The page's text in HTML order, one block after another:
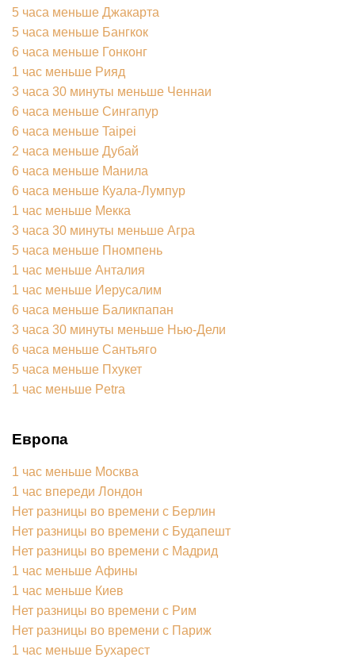
5 часа меньше Джакарта
5 часа меньше Бангкок
6 часа меньше Гонконг
1 час меньше Рияд
3 часа 30 минуты меньше Ченнаи
6 часа меньше Сингапур
6 часа меньше Taipei
2 часа меньше Дубай
6 часа меньше Манила
6 часа меньше Куала-Лумпур
1 час меньше Мекка
3 часа 30 минуты меньше Агра
5 часа меньше Пномпень
1 час меньше Анталия
1 час меньше Иерусалим
6 часа меньше Баликпапан
3 часа 30 минуты меньше Нью-Дели
6 часа меньше Сантьяго
5 часа меньше Пхукет
1 час меньше Petra
Европа
1 час меньше Москва
1 час впереди Лондон
Нет разницы во времени с Берлин
Нет разницы во времени с Будапешт
Нет разницы во времени с Мадрид
1 час меньше Афины
1 час меньше Киев
Нет разницы во времени с Рим
Нет разницы во времени с Париж
1 час меньше Бухарест